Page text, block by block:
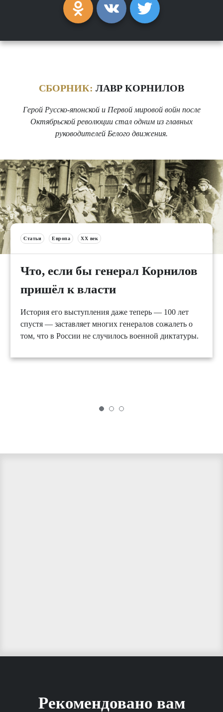
СБОРНИК: ЛАВР КОРНИЛОВ
Герой Русско-японской и Первой мировой войн после
Октябрьской революции стал одним из главных
руководителей Белого движения.
Статьи Европа XX век
Что, если бы генерал Корнилов
пришёл к власти
История его выступления даже теперь — 100 лет
спустя — заставляет многих генералов сожалеть о
том, что в России не случилось военной диктатуры.
Рекомендовано вам